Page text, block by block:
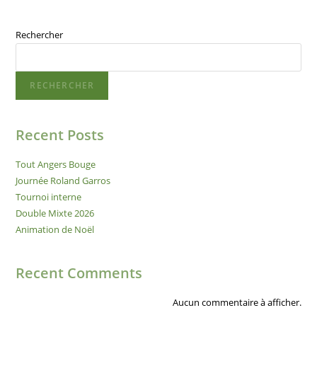
Rechercher
RECHERCHER
Recent Posts
Tout Angers Bouge
Journée Roland Garros
Tournoi interne
Double Mixte 2026
Animation de Noël
Recent Comments
Aucun commentaire à afficher.